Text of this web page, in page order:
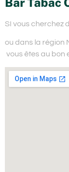
SI vous cherchez
ou dans la région
vous êtes au bon